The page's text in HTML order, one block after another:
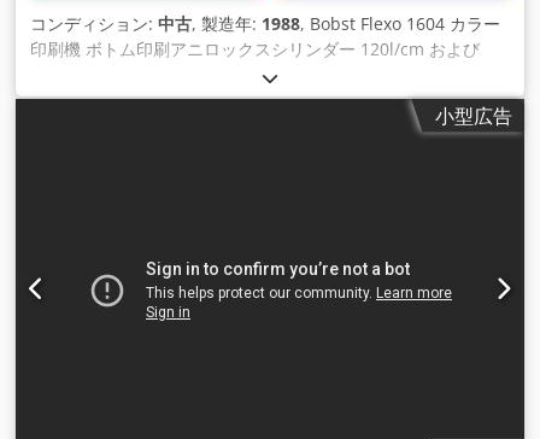
コンディション: 中古, 製造年: 1988, Bobst Flexo 1604 カラー
印刷機 ボトム印刷アニロックスシリンダー 120l/cm および
80l/cm ボブストトランスファー BOBST SPO 1600 フラットダ
イカッター最大フォーマット 1100 mm x 1600 mm / 43.3" 63"
4 つの印刷グループと従来のローラーによる下部 mpa シート
イズ: 520mm x 600mm / 20.5" x 23.6" - 切断力：400t - 材質:
E、B、C、CB、BE 波 - 最高速度: 6,000枚/時 Csdpov Ifpusfx
Ahysrf 機械を個別に販売することも可能です。
小型広告